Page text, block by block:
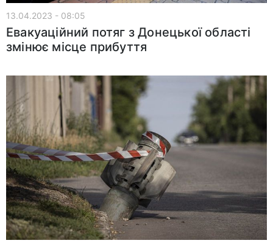
13.04.2023 - 08:05
Евакуаційний потяг з Донецької області
змінює місце прибуття